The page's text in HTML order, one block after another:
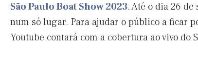
São Paulo Boat Show 2023. Até o dia 26
num só lugar. Para ajudar o público a ficar
Youtube contará com a cobertura ao vivo do